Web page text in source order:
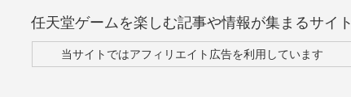
任天堂ゲームを楽しむ記事や情報が集まるサイト
当サイトではアフィリエイト広告を利用しています